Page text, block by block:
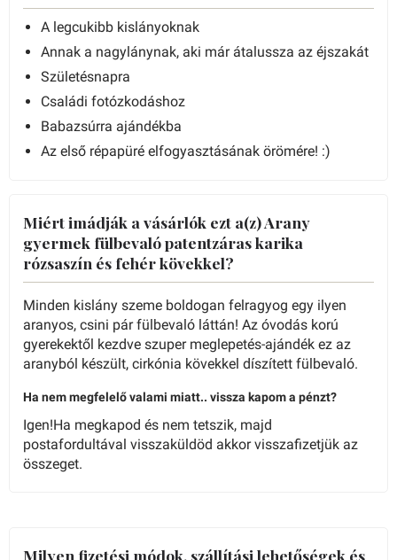
A legcukibb kislányoknak
Annak a nagylánynak, aki már átalussza az éjszakát
Születésnapra
Családi fotózkodáshoz
Babazsúrra ajándékba
Az első répapüré elfogyasztásának örömére! :)
Miért imádják a vásárlók ezt a(z) Arany
gyermek fülbevaló patentzáras karika
rózsaszín és fehér kövekkel?
Minden kislány szeme boldogan felragyog egy ilyen
aranyos, csini pár fülbevaló láttán! Az óvodás korú
gyerekektől kezdve szuper meglepetés-ajándék ez az
aranyból készült, cirkónia kövekkel díszített fülbevaló.
Ha nem megfelelő valami miatt.. vissza kapom a pénzt?
Igen!Ha megkapod és nem tetszik, majd
postafordultával visszaküldöd akkor visszafizetjük az
összeget.
Milyen fizetési módok, szállítási lehetőségek és